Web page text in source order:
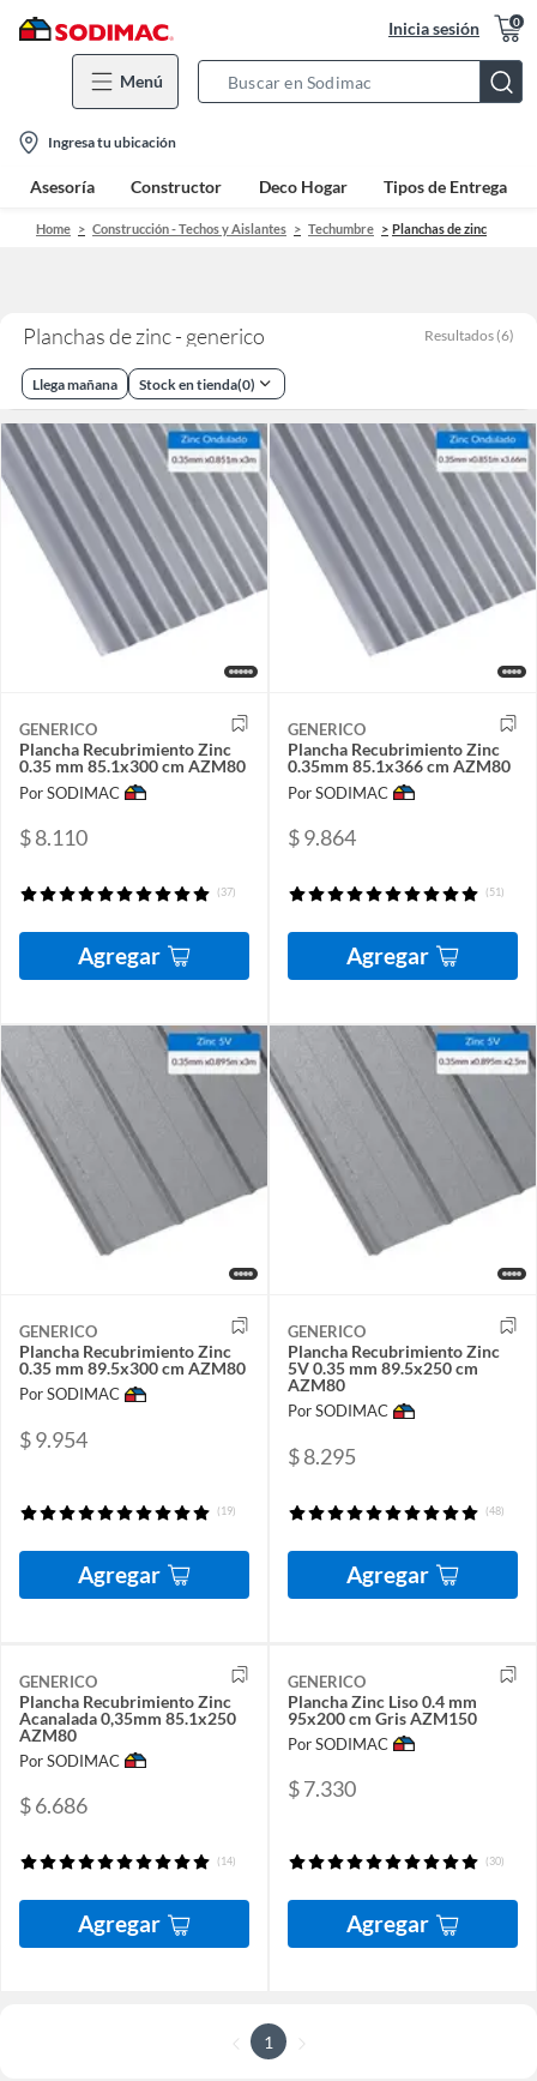
Inicia sesión 0
Menú
Bar
location-
icon
Ingresa tu ubicación
Asesoría Constructor Deco Hogar Tipos de Entrega
Home Construcción - Techos y Aislantes Techumbre Planchas de zinc
Planchas de zinc - generico Resultados (6)
Llega mañana Stock en tienda(0)
GENERICO
Plancha Recubrimiento Zinc
0.35 mm 85.1x300 cm AZM80
Por SODIMAC
$ 8.110
(37)
Agregar
GENERICO
Plancha Recubrimiento Zinc
0.35mm 85.1x366 cm AZM80
Por SODIMAC
$ 9.864
(51)
Agregar
GENERICO
Plancha Recubrimiento Zinc
0.35 mm 89.5x300 cm AZM80
Por SODIMAC
$ 9.954
(19)
Agregar
GENERICO
Plancha Recubrimiento Zinc
5V 0.35 mm 89.5x250 cm
AZM80
Por SODIMAC
$ 8.295
(48)
Agregar
GENERICO
Plancha Recubrimiento Zinc
Acanalada 0,35mm 85.1x250
AZM80
Por SODIMAC
$ 6.686
(14)
Agregar
GENERICO
Plancha Zinc Liso 0.4 mm
95x200 cm Gris AZM150
Por SODIMAC
$ 7.330
(30)
Agregar
1